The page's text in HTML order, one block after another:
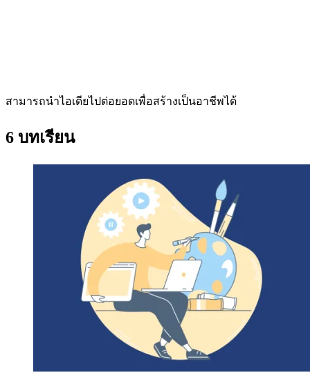
สามารถนำไอเดียไปต่อยอดเพื่อสร้างเป็นอาชีพได้
6 บทเรียน